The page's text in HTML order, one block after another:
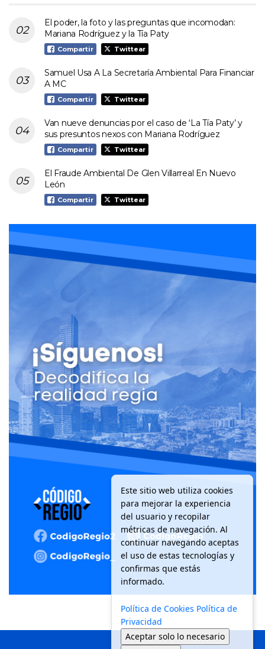
El poder, la foto y las preguntas que incomodan:
Mariana Rodríguez y la Tía Paty
Compartir Twittear
Samuel Usa A La Secretaría Ambiental Para Financiar
A MC
Compartir Twittear
Van nueve denuncias por el caso de ‘La Tía Paty’ y
sus presuntos nexos con Mariana Rodríguez
Compartir Twittear
El Fraude Ambiental De Glen Villarreal En Nuevo
León
Compartir Twittear
Este sitio web utiliza cookies
para mejorar la experiencia
del usuario y recopilar
métricas de navegación. Al
continuar navegando aceptas
el uso de estas tecnologías y
confirmas que estás
informado.
Política de Cookies Política de
Privacidad
Aceptar solo lo necesario